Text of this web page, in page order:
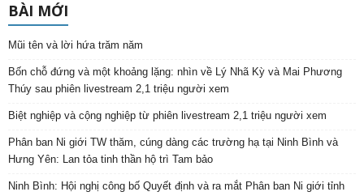
BÀI MỚI
Mũi tên và lời hứa trăm năm
Bốn chỗ đứng và một khoảng lặng: nhìn về Lý Nhã Kỳ và Mai Phương
Thúy sau phiên livestream 2,1 triệu người xem
Biệt nghiệp và cộng nghiệp từ phiên livestream 2,1 triệu người xem
Phân ban Ni giới TW thăm, cúng dàng các trường hạ tại Ninh Bình và
Hưng Yên: Lan tỏa tinh thần hộ trì Tam bảo
Ninh Bình: Hội nghị công bố Quyết định và ra mắt Phân ban Ni giới tỉnh